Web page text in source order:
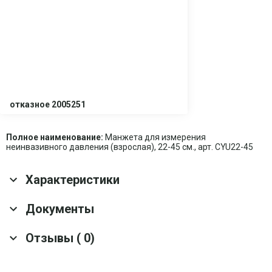
отказное 2005251
Полное наименование: Манжета для измерения
неинвазивного давления (взрослая), 22-45 см., арт. CYU22-45
Характеристики
Основные характеристики
Материал
Документы
Скачать все документы
Отзывы ( 0)